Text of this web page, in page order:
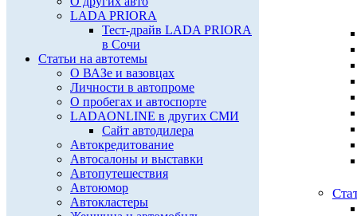
LADA PRIORA
Тест-драйв LADA PRIORA
в Сочи
Статьи на автотемы
О ВАЗе и вазовцах
Личности в автопроме
О пробегах и автоспорте
LADAONLINE в других СМИ
Сайт автодилера
Автокредитование
Автосалоны и выставки
Автопутешествия
Автоюмор
Автокластеры